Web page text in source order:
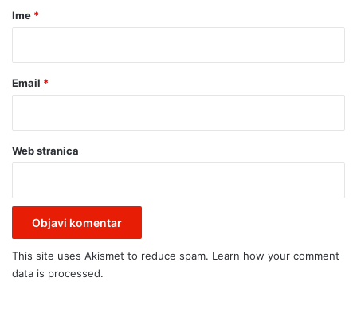
r
Ime *
Email *
Web stranica
This site uses Akismet to reduce spam. Learn how your comment
data is processed.